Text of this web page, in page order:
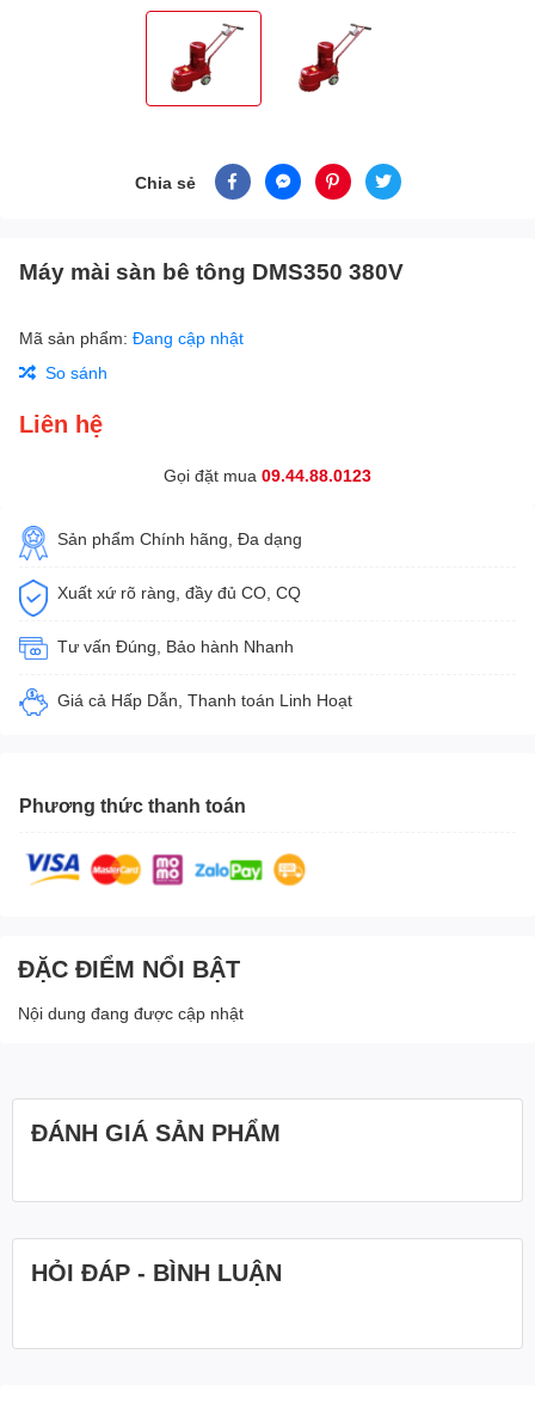
Chia sẻ
Máy mài sàn bê tông DMS350 380V
Mã sản phẩm: Đang cập nhật
So sánh
Liên hệ
Gọi đặt mua 09.44.88.0123
Sản phẩm Chính hãng, Đa dạng
Xuất xứ rõ ràng, đầy đủ CO, CQ
Tư vấn Đúng, Bảo hành Nhanh
Giá cả Hấp Dẫn, Thanh toán Linh Hoạt
Phương thức thanh toán
ĐẶC ĐIỂM NỔI BẬT
Nội dung đang được cập nhật
ĐÁNH GIÁ SẢN PHẨM
HỎI ĐÁP - BÌNH LUẬN